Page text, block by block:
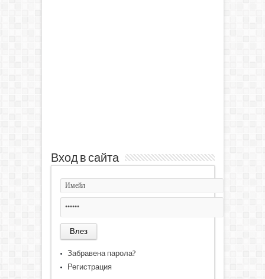
Вход в сайта
Забравена парола?
Регистрация